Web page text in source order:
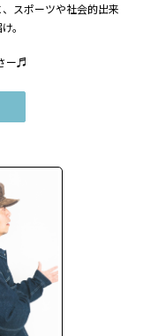
スポーツや社会的出来
。
ー♬